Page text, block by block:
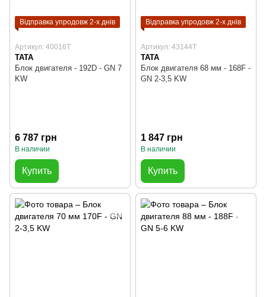
Відправка упродовж 2-х днів
Артикул: 40016T
TATA
Блок двигателя - 192D - GN 7
KW
6 787 грн
В наличии
Купить
Відправка упродовж 2-х днів
Артикул: 43144T
TATA
Блок двигателя 68 мм - 168F -
GN 2-3,5 KW
1 847 грн
В наличии
Купить